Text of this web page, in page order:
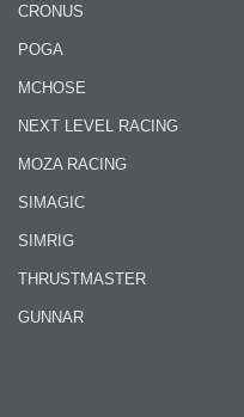
CRONUS
POGA
MCHOSE
NEXT LEVEL RACING
MOZA RACING
SIMAGIC
SIMRIG
THRUSTMASTER
GUNNAR